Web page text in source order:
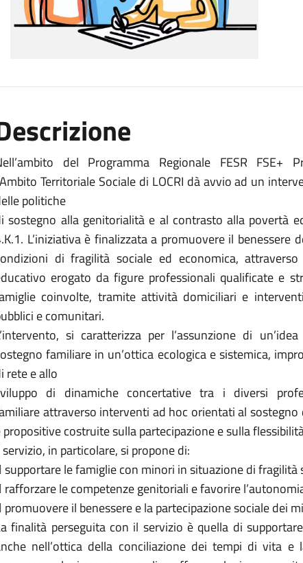
del Programma Regionale FESR FSE+
Territoriale Sociale di LOCRI dà avvio ad un
politiche
sostegno alla genitorialità e al contrasto alla povertà
L’iniziativa è finalizzata a promuovere il
di fragilità sociale ed economica,
erogato da figure professionali qualificate e
coinvolte, tramite attività domiciliari e
e comunitari.
si caratterizza per l’assunzione di
familiare in un’ottica ecologica e sistemica,
rete e allo
di dinamiche concertative tra i diversi
attraverso interventi ad hoc orientati al
propositive costruite sulla partecipazione e sulla
servizio, in particolare, si propone di:
supportare le famiglie con minori in situazione di fragilità
rafforzare le competenze genitoriali e favorire
promuovere il benessere e la partecipazione sociale dei
finalità perseguita con il servizio è quella di
nell’ottica della conciliazione dei tempi di vita e